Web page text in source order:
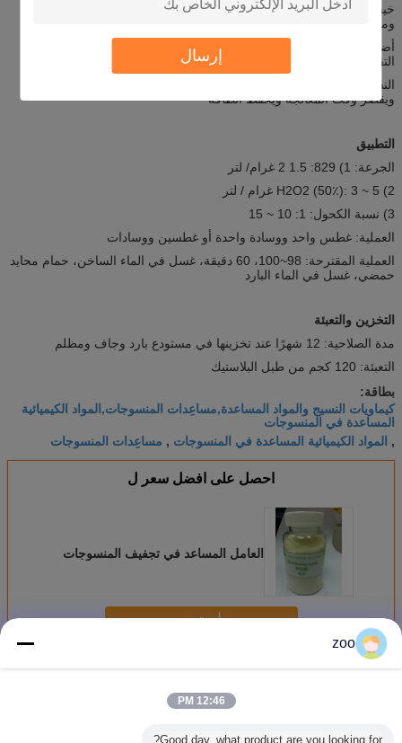
إرسال
خيط القطن المعالجة ، النسيج الحياكة لديها بيضاء عالية ، سطح ناعم ،
ومقبض كامل وناعمة
التقليدية
النسيج بعد التنظيف والبيضاء أسهل في التنظيف ، ويقصر أوقات الغسيل ،
ويقصر وقت المعالجة ويحفظ الطاقة
التطبيق
الجرعة: 1) 829: 1.5 2 غرام/ لتر
2) H2O2 (50٪): 3 ~ 5 غرام / لتر
3) نسبة الكحول: 1: 10 ~ 15
العملية: غطس واحد ووسادة واحدة أو غطسين ووسادات
العملية المقترحة: 98~100، 60 دقيقة، غسل في الماء الساخن، حمام محايد
حمضي، غسل في الماء البارد
التخزين والتعبئة
مدة الصلاحية: 12 شهرًا عند تخزينها في مستودع بارد وجاف ومظلم
التعبئة: 120 كجم من طبل البلاستيك
بطاقة:
كيماويات النسيج والمواد المساعدة,مساعِدات المنسوجات,المواد الكيميائية
المساعدة في المنسوجات
, المواد الكيميائية المساعدة في المنسوجات , مساعِدات المنسوجات
احصل على افضل سعر ل
العامل المساعد في تجفيف المنسوجات
استمر
أكثروكيل مساعد المنسوجات
zoo
12:46 PM
Good day, what product are you looking for?